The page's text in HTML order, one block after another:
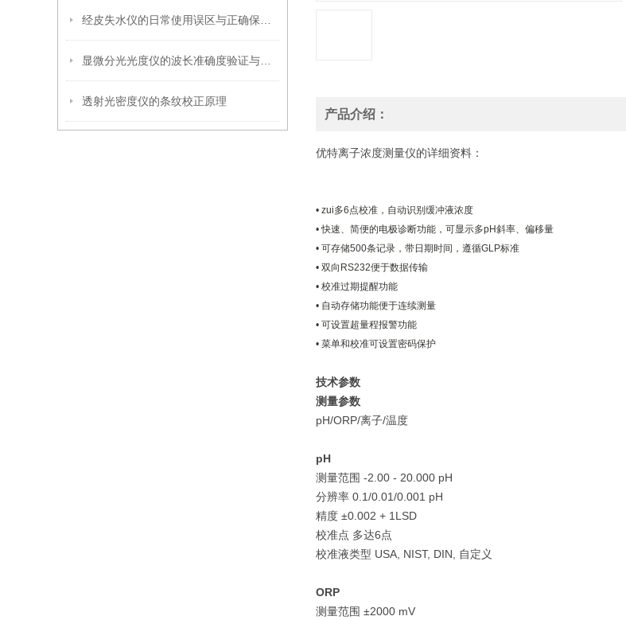
透射光密度仪的条纹校正原理
产品介绍：
优特离子浓度测量仪的详细资料：
• zui多6点校准，自动识别缓冲液浓度
• 快速、简便的电极诊断功能，可显示多pH斜率、偏移量
• 可存储500条记录，带日期时间，遵循GLP标准
• 双向RS232便于数据传输
• 校准过期提醒功能
• 自动存储功能便于连续测量
• 可设置超量程报警功能
• 菜单和校准可设置密码保护
技术参数
测量参数
pH/ORP/离子/温度
pH
测量范围 -2.00 - 20.000 pH
分辨率 0.1/0.01/0.001 pH
精度 ±0.002 + 1LSD
校准点 多达6点
校准液类型 USA, NIST, DIN, 自定义
ORP
测量范围 ±2000 mV